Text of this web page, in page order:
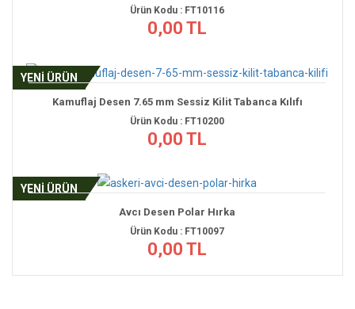
Ürün Kodu : FT10116
0,00 TL
YENİ ÜRÜN
Kamuflaj Desen 7.65 mm Sessiz Kilit Tabanca Kılıfı
Ürün Kodu : FT10200
0,00 TL
YENİ ÜRÜN
Avcı Desen Polar Hırka
Ürün Kodu : FT10097
0,00 TL